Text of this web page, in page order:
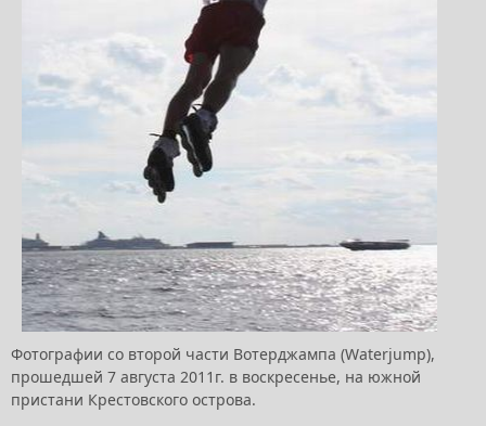
Фотографии со второй части Вотерджампа (Waterjump),
прошедшей 7 августа 2011г. в воскресенье, на южной
пристани Крестовского острова.